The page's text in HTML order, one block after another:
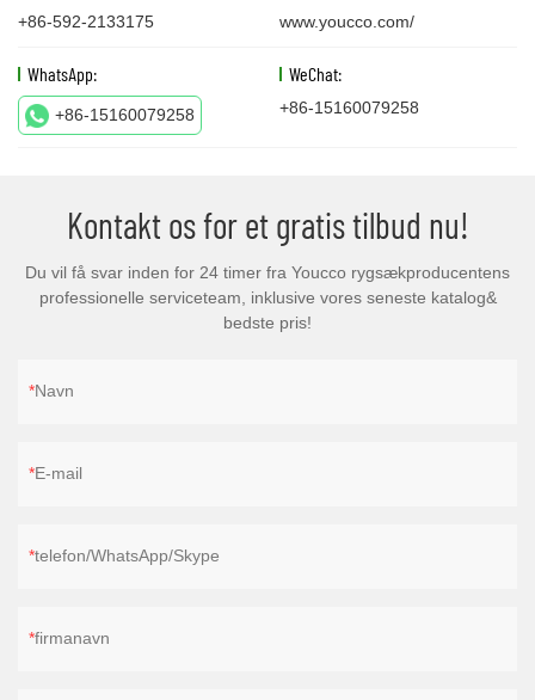
+86-592-2133175 www.youcco.com/
WhatsApp:
+86-15160079258
WeChat:
+86-15160079258
Kontakt os for et gratis tilbud nu!
Du vil få svar inden for 24 timer fra Youcco rygsækproducentens
professionelle serviceteam, inklusive vores seneste katalog&
bedste pris!
Navn
E-mail
telefon/WhatsApp/Skype
firmanavn